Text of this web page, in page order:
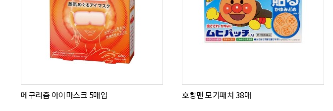
메구리즘 아이마스크 5매입 호빵맨 모기패치 38매